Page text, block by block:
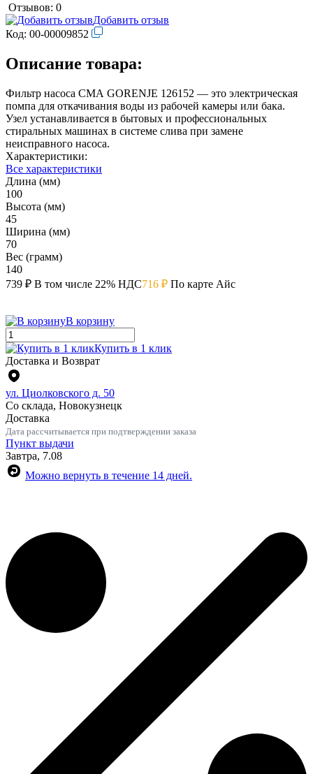
Отзывов: 0
Добавить отзыв
Код: 00-00009852
Описание товара:
Фильтр насоса СМА GORENJE 126152 — это электрическая
помпа для откачивания воды из рабочей камеры или бака.
Узел устанавливается в бытовых и профессиональных
стиральных машинах в системе слива при замене
неисправного насоса.
Характеристики:
Все характеристики
Длина (мм)
100
Высота (мм)
45
Ширина (мм)
70
Вес (грамм)
140
739 ₽ В том числе 22% НДС716 ₽ По карте Айс
В корзину
Купить в 1 клик
Доставка и Возврат
ул. Циолковского д. 50
Со склада, Новокузнецк
Доставка
Дата рассчитывается при подтверждении заказа
Пункт выдачи
Завтра, 7.08
Можно вернуть в течение 14 дней.